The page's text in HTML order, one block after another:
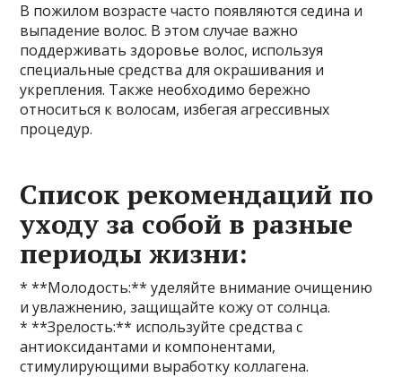
В пожилом возрасте часто появляются седина и
выпадение волос. В этом случае важно
поддерживать здоровье волос, используя
специальные средства для окрашивания и
укрепления. Также необходимо бережно
относиться к волосам, избегая агрессивных
процедур.
Список рекомендаций по
уходу за собой в разные
периоды жизни:
* **Молодость:** уделяйте внимание очищению
и увлажнению, защищайте кожу от солнца.
* **Зрелость:** используйте средства с
антиоксидантами и компонентами,
стимулирующими выработку коллагена.